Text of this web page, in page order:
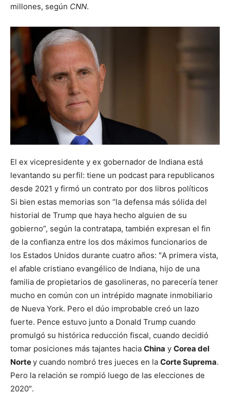
millones, según CNN.
El ex vicepresidente y ex gobernador de Indiana está
levantando su perfil: tiene un podcast para republicanos
desde 2021 y firmó un contrato por dos libros políticos
Si bien estas memorias son “la defensa más sólida del
historial de Trump que haya hecho alguien de su
gobierno”, según la contratapa, también expresan el fin
de la confianza entre los dos máximos funcionarios de
los Estados Unidos durante cuatro años: ″A primera vista,
el afable cristiano evangélico de Indiana, hijo de una
familia de propietarios de gasolineras, no parecería tener
mucho en común con un intrépido magnate inmobiliario
de Nueva York. Pero el dúo improbable creó un lazo
fuerte. Pence estuvo junto a Donald Trump cuando
promulgó su histórica reducción fiscal, cuando decidió
tomar posiciones más tajantes hacia China y Corea del
Nortey cuando nombró tres jueces en la Corte Suprema.
Pero la relación se rompió luego de las elecciones de
2020″.